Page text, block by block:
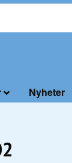
Nyheter